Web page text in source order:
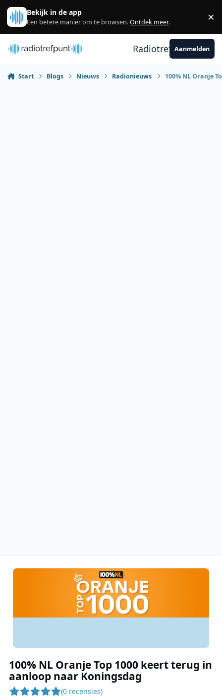
Spring naar bijdragen
Bekijk in de app
Een betere manier om te browsen.Ontdek meer. ×
RadiotrefpuntAanmelden
Start Blogs Nieuws Radionieuws 100% NL Oranje
100% NL Oranje Top 1000 keert terug in
aanloop naar Koningsdag
(0 recensies)